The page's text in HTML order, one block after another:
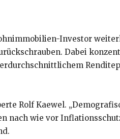
Investor
Dabei
Rolf Kaewel.
nach wie vor